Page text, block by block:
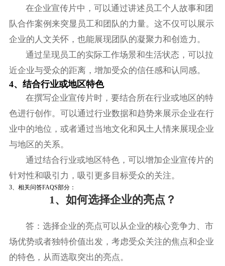
在企业宣传片中，可以通过讲述员工个人故事和团
队合作案例来突显员工和团队的力量。这不仅可以展示
企业的人文关怀，也能展现团队的凝聚力和创造力。
通过呈现员工的实际工作场景和生活状态，可以拉
近企业与受众的距离，增加受众的信任感和认同感。
4、结合行业或地区特色
在撰写企业宣传片时，要结合所在行业或地区的特
色进行创作。可以通过行业数据和趋势来展示企业在行
业中的地位，或者通过当地文化和风土人情来展现企业
与地区的关系。
通过结合行业或地区特色，可以增加企业宣传片的
针对性和吸引力，吸引更多目标受众的关注。
3、相关问答FAQS部分：
1、如何选择企业的亮点？
答：选择企业的亮点可以从企业的核心竞争力、市
场优势或者独特价值出发，考虑受众关注的焦点和企业
的特色，从而选取突出的亮点。